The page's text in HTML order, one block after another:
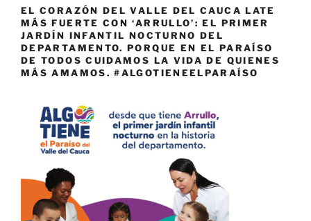
EL CORAZÓN DEL VALLE DEL CAUCA LATE
MÁS FUERTE CON ‘ARRULLO’: EL PRIMER
JARDÍN INFANTIL NOCTURNO DEL
DEPARTAMENTO. PORQUE EN EL PARAÍSO
DE TODOS CUIDAMOS LA VIDA DE QUIENES
MÁS AMAMOS. #ALGOTIENEELPARAÍSO